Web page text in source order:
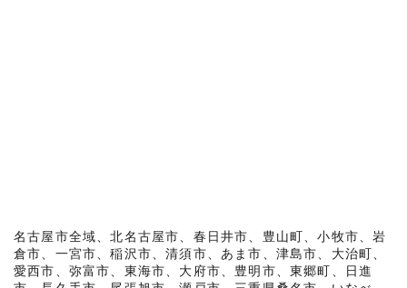
名古屋市全域、北名古屋市、春日井市、豊山町、小牧市、岩
倉市、一宮市、稲沢市、清須市、あま市、津島市、大治町、
愛西市、弥富市、東海市、大府市、豊明市、東郷町、日進